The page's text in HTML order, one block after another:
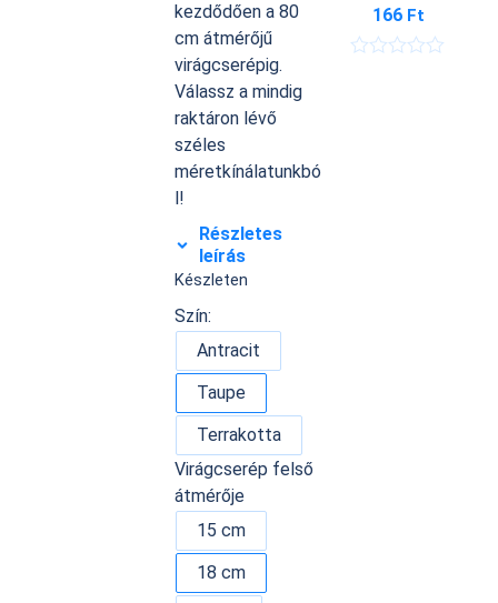
kezdődően a 80
cm átmérőjű
virágcserépig.
Válassz a mindig
raktáron lévő
széles
méretkínálatunkbó
l!
Részletes
leírás
Készleten
Szín:
Antracit
Taupe
Terrakotta
Virágcserép felső
átmérője
15 cm
18 cm
166 Ft